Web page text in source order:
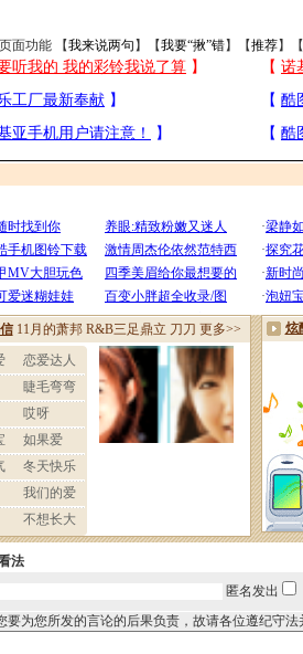
页面功能 【我来说两句 】【我要“揪”错】【推荐】
法
匿名发出
要为您所发的言论的后果负责，故请各位遵纪守